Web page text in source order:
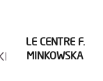
LE CENTRE F.
MINKOWSKA